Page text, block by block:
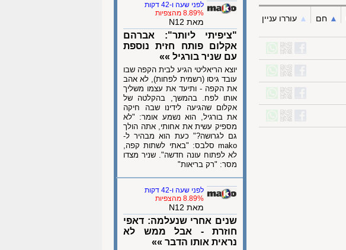
▲︎ חם ▲︎ עוררו עניין
לפני שעה ו-42 דקות
8.89% מהצפיות
מאת N12
"ציפיתי ליותר": אברהם
אקלום פותח חזית נוספת
עם שניר בורגיל »»
יוצא הריאליטי הגיע לבית הקפה שבו
עובד גיסו (רשמית לפחות), לא אהב
את הקפה - ותיעד את עצמו משליך
אותו לפח. בהמשך, בהקלטה של
אקלום שהגיעה לידינו שבה חיקה
את בורגיל, הוא נשמע אומר: "לא
מספיק עשית את אחותי, אתה הולך
גם לגרושה?" כעת הוא מבהיר ל-
mako סלבס: "באתי לשתות קפה,
לא לפתוח עונה חדשה". שניר מצדו
מסר: "רק בריאות"
לפני שעה ו-42 דקות
8.89% מהצפיות
מאת N12
שנים אחרי שנעלמה: דאפי
חוזרת - אבל ממש לא
נראית אותו הדבר »»